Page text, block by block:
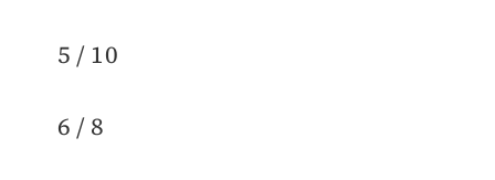
5 / 10
6 / 8